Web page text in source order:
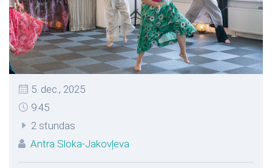
5. dec., 2025
9:45
2 stundas
Antra Sloka-Jakovļeva